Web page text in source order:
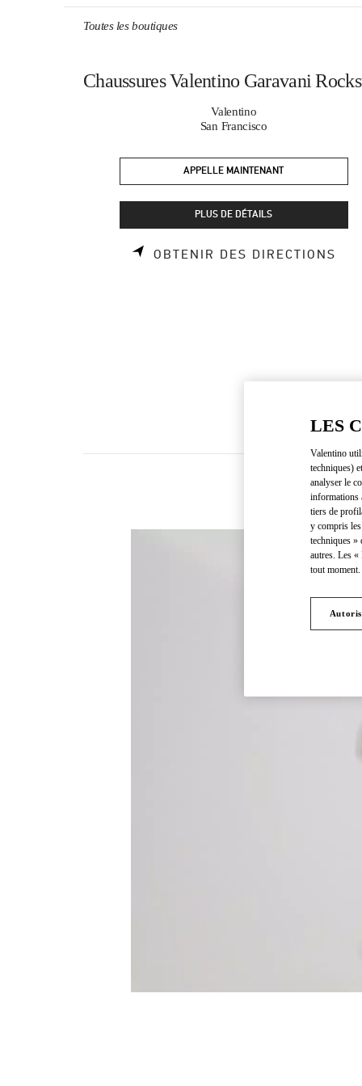
Toutes les boutiques
Chaussures Valentino Garavani
Valentino
San Francisco
APPELLE MAINTENANT
PLUS DE DÉTAILS
OBTENIR DES DIRECTIONS
LES
Valentino
techniques)
analyser le
informations
tiers de
y compris
techniques »
autres. Les «
tout